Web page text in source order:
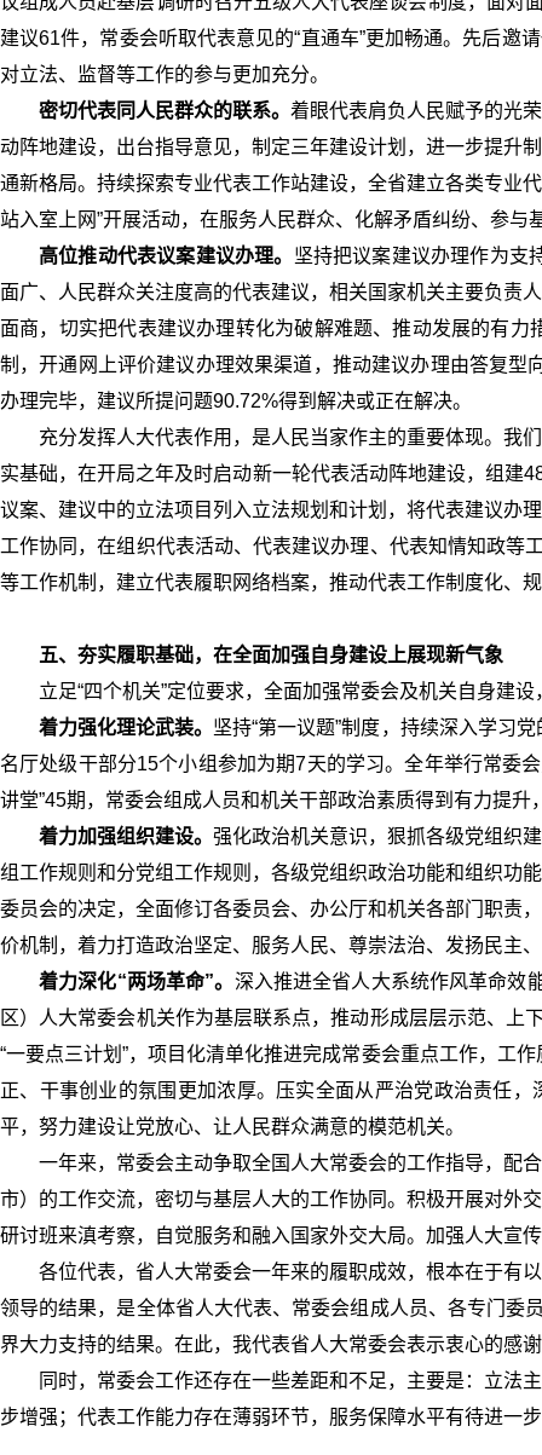
建议61件，常委会听取代表意见的“直通车”更加畅通。先后
对立法、监督等工作的参与更加充分。
密切代表同人民群众的联系。 着眼代表肩负人民赋予的光
动阵地建设，出台指导意见，制定三年建设计划，进一步提升
通新格局。持续探索专业代表工作站建设，全省建立各类专业
站入室上网”开展活动，在服务人民群众、化解矛盾纠纷、参与
高位推动代表议案建议办理。 坚持把议案建议办理作为支
面广、人民群众关注度高的代表建议，相关国家机关主要负责
面商，切实把代表建议办理转化为破解难题、推动发展的有
制，开通网上评价建议办理效果渠道，推动建议办理由答复
办理完毕，建议所提问题90.72%得到解决或正在解决。
充分发挥人大代表作用，是人民当家作主的重要体现。我
实基础，在开局之年及时启动新一轮代表活动阵地建设，组建
议案、建议中的立法项目列入立法规划和计划，将代表建议办
工作协同，在组织代表活动、代表建议办理、代表知情知政等
等工作机制，建立代表履职网络档案，推动代表工作制度化、
五、夯实履职基础，在全面加强自身建设上展现新气象
立足“四个机关”定位要求，全面加强常委会及机关自身建
着力强化理论武装。 坚持“第一议题”制度，持续深入学习
名厅处级干部分15个小组参加为期7天的学习。全年举行常委
讲堂”45期，常委会组成人员和机关干部政治素质得到有力提升
着力加强组织建设。 强化政治机关意识，狠抓各级党组织
组工作规则和分党组工作规则，各级党组织政治功能和组织功
委员会的决定，全面修订各委员会、办公厅和机关各部门职责
价机制，着力打造政治坚定、服务人民、尊崇法治、发扬民主
着力深化“两场革命”。 深入推进全省人大系统作风革命效
区）人大常委会机关作为基层联系点，推动形成层层示范、上
“一要点三计划”，项目化清单化推进完成常委会重点工作，工
正、干事创业的氛围更加浓厚。压实全面从严治党政治责任
平，努力建设让党放心、让人民群众满意的模范机关。
一年来，常委会主动争取全国人大常委会的工作指导，配
市）的工作交流，密切与基层人大的工作协同。积极开展对外
研讨班来滇考察，自觉服务和融入国家外交大局。加强人大宣
各位代表，省人大常委会一年来的履职成效，根本在于有
领导的结果，是全体省人大代表、常委会组成人员、各专门委
界大力支持的结果。在此，我代表省人大常委会表示衷心的感
同时，常委会工作还存在一些差距和不足，主要是：立法
步增强；代表工作能力存在薄弱环节，服务保障水平有待进一